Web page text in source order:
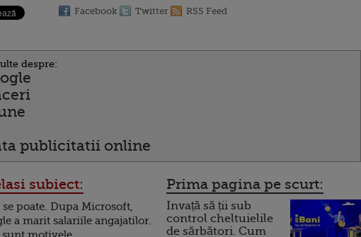
Facebook Twitter RSS Feed
despre:
publicitatii online
subiect:
se poate. Dupa Microsoft,
a marit salariile angajatilor.
Prima pagina pe scurt:
Invață să ții sub
control cheltuielile
de sărbători. Cum